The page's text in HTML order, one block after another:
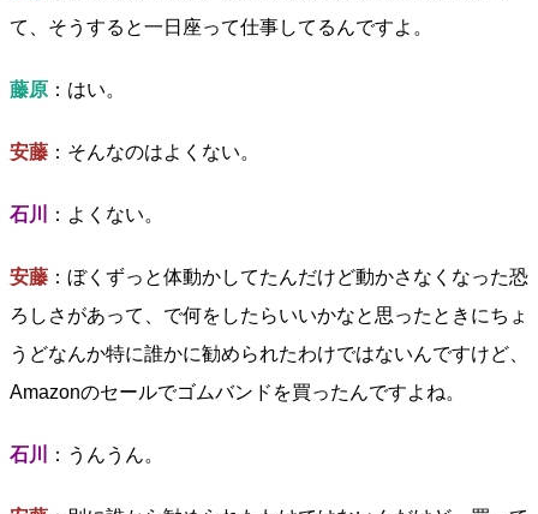
て、そうすると一日座って仕事してるんですよ。
藤原 ：はい。
安藤 ：そんなのはよくない。
石川 ：よくない。
安藤 ：ぼくずっと体動かしてたんだけど動かさなくなった恐
ろしさがあって、で何をしたらいいかなと思ったときにちょ
うどなんか特に誰かに勧められたわけではないんですけど、
Amazonのセールでゴムバンドを買ったんですよね。
石川 ：うんうん。